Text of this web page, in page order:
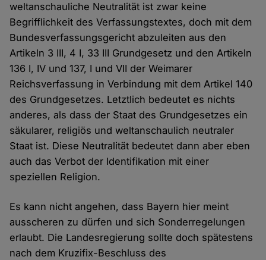
weltanschauliche Neutralität ist zwar keine
Begrifflichkeit des Verfassungstextes, doch mit dem
Bundesverfassungsgericht abzuleiten aus den
Artikeln 3 III, 4 I, 33 III Grundgesetz und den Artikeln
136 I, IV und 137, I und VII der Weimarer
Reichsverfassung in Verbindung mit dem Artikel 140
des Grundgesetzes. Letztlich bedeutet es nichts
anderes, als dass der Staat des Grundgesetzes ein
säkularer, religiös und weltanschaulich neutraler
Staat ist. Diese Neutralität bedeutet dann aber eben
auch das Verbot der Identifikation mit einer
speziellen Religion.
Es kann nicht angehen, dass Bayern hier meint
ausscheren zu dürfen und sich Sonderregelungen
erlaubt. Die Landesregierung sollte doch spätestens
nach dem Kruzifix-Beschluss des